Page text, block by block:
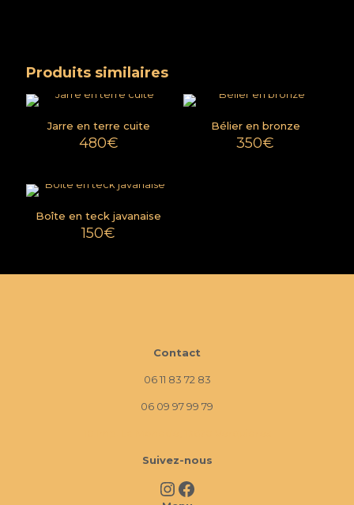
Produits similaires
Jarre en terre cuite
480€
Bélier en bronze
350€
Boîte en teck javanaise
150€
Contact
06 11 83 72 83
06 09 97 99 79
Suivez-nous
InstagramFacebook